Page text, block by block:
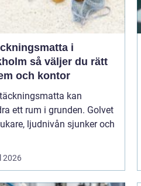
i
du rätt
och kontor
kan
ett rum i grunden. Golvet
ljudnivån sjunker och
2026